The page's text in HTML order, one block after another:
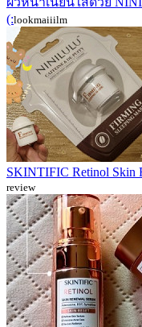
(:lookmaiiilm
SKINTIFIC Retinol Skin
review